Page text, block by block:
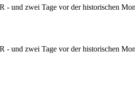
und zwei Tage vor der historischen
und zwei Tage vor der historischen